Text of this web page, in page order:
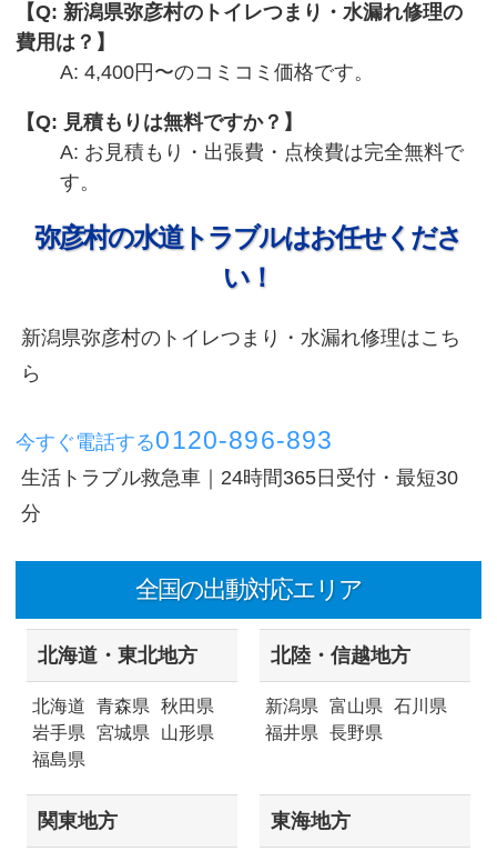
Q: 新潟県弥彦村のトイレつまり・水漏れ修理の
費用は？
A: 4,400円〜のコミコミ価格です。
Q: 見積もりは無料ですか？
A: お見積もり・出張費・点検費は完全無料で
す。
弥彦村の水道トラブルはお任せくださ
い！
新潟県弥彦村のトイレつまり・水漏れ修理はこち
ら
今すぐ電話する0120-896-893
生活トラブル救急車｜24時間365日受付・最短30
分
全国の出動対応エリア
北海道・東北地方
北海道 青森県
秋田県
岩手県
宮城県
山形県
福島県
北陸・信越地方
新潟県 富山県
石川県
福井県
長野県
関東地方 東海地方